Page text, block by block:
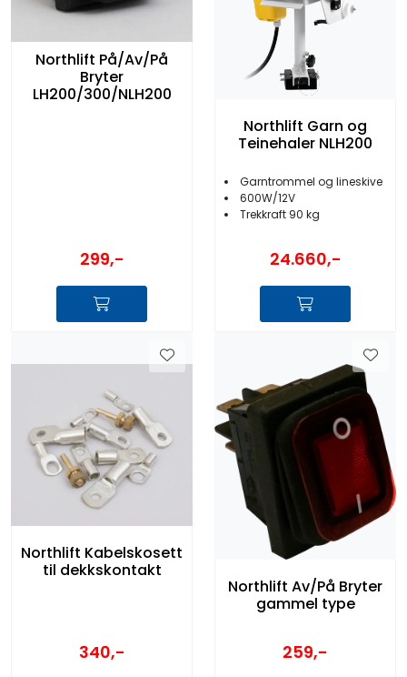
Northlift På/Av/På
Bryter
LH200/300/NLH200
299,-
Northlift Garn og
Teinehaler NLH200
Garntrommel og lineskive
600W/12V
Trekkraft 90 kg
24.660,-
Northlift Kabelskosett
til dekkskontakt
340,-
Northlift Av/På Bryter
gammel type
259,-